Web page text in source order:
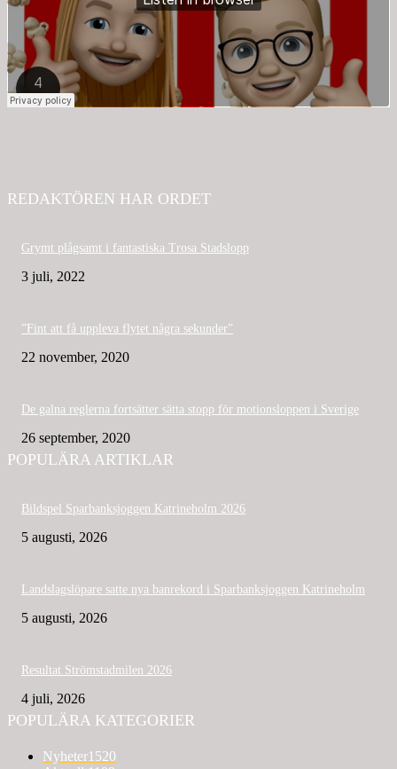
REDAKTÖREN HAR ORDET
Grymt plågsamt i fantastiska Trosa Stadslopp
3 juli, 2022
”Fint att få uppleva flytet några sekunder”
22 november, 2020
De galna reglerna fortsätter sätta stopp för motionsloppen i Sverige
26 september, 2020
POPULÄRA ARTIKLAR
Bildspel Sparbanksjoggen Katrineholm 2026
5 augusti, 2026
Landslagslöpare satte nya banrekord i Sparbanksjoggen Katrineholm
5 augusti, 2026
Resultat Strömstadmilen 2026
4 juli, 2026
POPULÄRA KATEGORIER
Nyheter1520